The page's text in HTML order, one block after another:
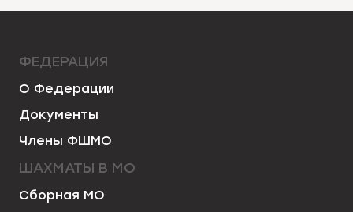
ФЕДЕРАЦИЯ
О Федерации
Документы
Члены ФШМО
ШАХМАТЫ В МО
Сборная МО